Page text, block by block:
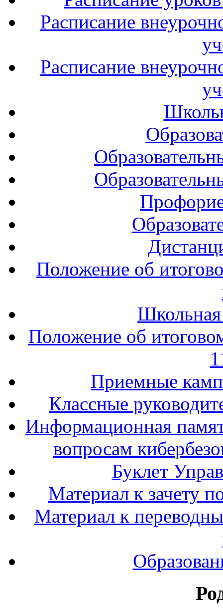
Расписание
Расписание
Положение об
Положение об
Приемные
Классные
Информационная
вопросам
Буклет
Материал к зачету
Материал к